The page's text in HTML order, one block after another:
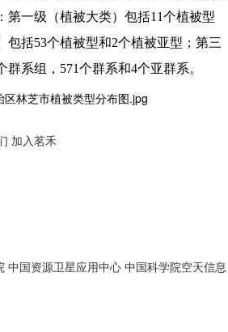
第一级（植被大类）包括11个植被型
包括53个植被型和2个植被亚型；第三
系组，571个群系和4个亚群系。
加入茗禾
中国资源卫星应用中心 中国科学院空天信息